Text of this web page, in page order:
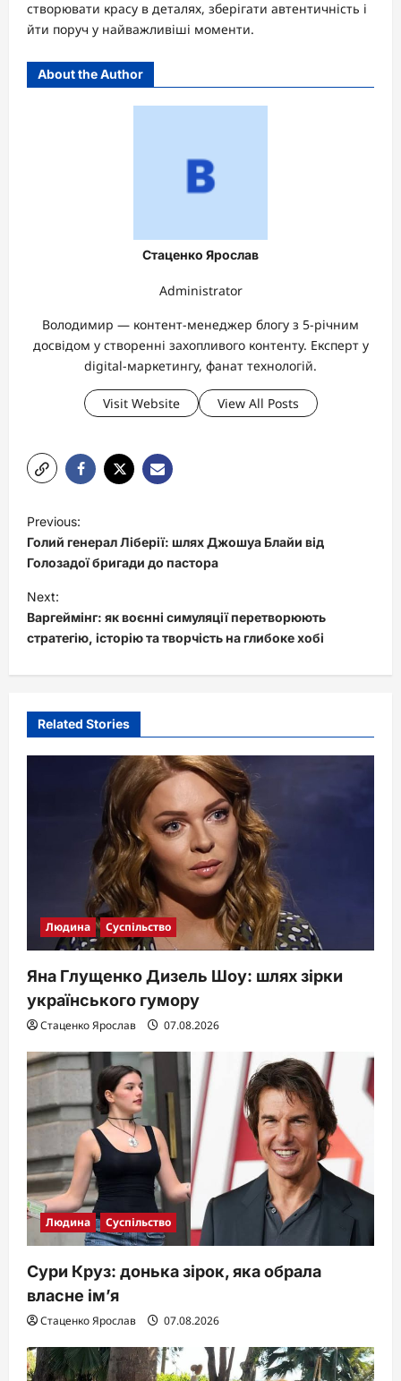
створювати красу в деталях, зберігати автентичність і
йти поруч у найважливіші моменти.
About the Author
Стаценко Ярослав
Administrator
Володимир — контент-менеджер блогу з 5-річним
досвідом у створенні захопливого контенту. Експерт у
digital-маркетингу, фанат технологій.
Visit Website View All Posts
P
o
s
t
n
a
v
g
a
Previous:
Голий генерал Ліберії: шлях Джошуа Блайи від
Голозадої бригади до пастора
Next:
Варгеймінг: як воєнні симуляції перетворюють
стратегію, історію та творчість на глибоке хобі
Related Stories
Людина Суспільство
Яна Глущенко Дизель Шоу: шлях зірки
українського гумору
Стаценко Ярослав 07.08.2026
Людина Суспільство
Сури Круз: донька зірок, яка обрала
власне ім’я
Стаценко Ярослав 07.08.2026